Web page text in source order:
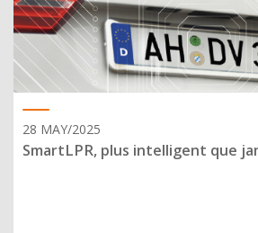
28 MAY/2025
SmartLPR, plus intelligent que